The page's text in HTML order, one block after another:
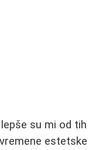
su mi od tih
estetske